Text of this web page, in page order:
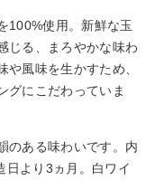
100%使用。新鮮な玉
じる、まろやかな味わ
風味を生かすため、
グにこだわっていま
のある味わいです。内
日より3ヵ月。白ワイ